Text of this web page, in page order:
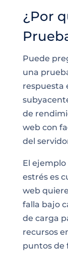
¿Por
Puede
una
respuesta
de
web con
del
El
estrés es
web
falla bajo
de carga
recursos
puntos de